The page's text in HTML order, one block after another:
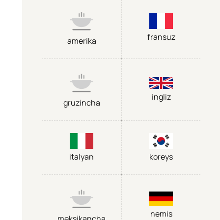
amerika fransuz
gruzincha
ingliz
italyan koreys
nemis